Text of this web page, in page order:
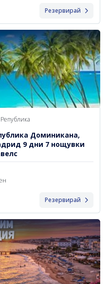
Резервирай
Доминикана,
9 дни 7 нощувки
Резервирай